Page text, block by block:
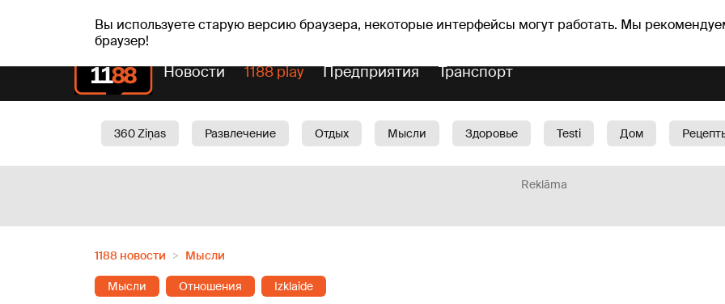
Вы используете старую версию браузера, некоторые интерфейсы могут работать. Мы
браузер!
пт, 07.08.2026. +16°C Alfrēds, Fredis, Madars Прогноз погоды Гороскопы
Новости 1188 play Предприятия Транспорт
360 Ziņas Развлечение Отдых Мысли Здоровье Testi Дом
Reklāma
1188 новости Мысли
Мысли Отношения Izklaide